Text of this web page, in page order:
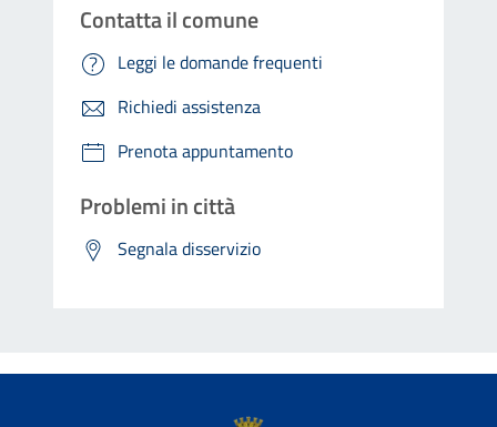
Contatta il comune
Leggi le domande frequenti
Richiedi assistenza
Prenota appuntamento
Problemi in città
Segnala disservizio